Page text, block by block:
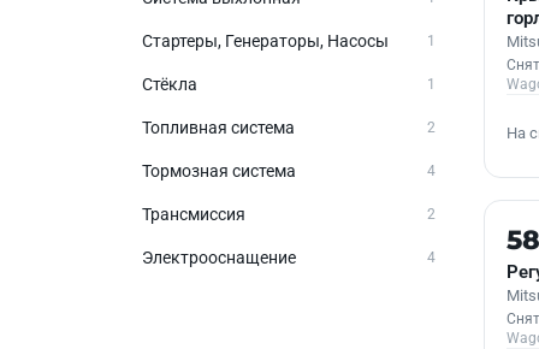
Стартеры, Генераторы, Насосы 1
Стёкла 1
Топливная система 2
Тормозная система 4
Трансмиссия 2
Электрооснащение 4
На
Б/У